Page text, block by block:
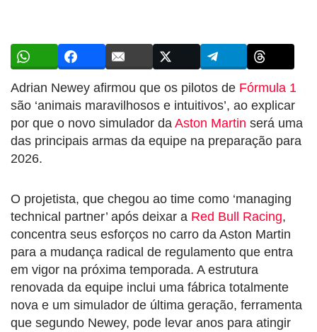
Adrian Newey afirmou que os pilotos de Fórmula 1
são ‘animais maravilhosos e intuitivos’, ao explicar
por que o novo simulador da Aston Martin será uma
das principais armas da equipe na preparação para
2026.
O projetista, que chegou ao time como ‘managing
technical partner’ após deixar a Red Bull Racing,
concentra seus esforços no carro da Aston Martin
para a mudança radical de regulamento que entra
em vigor na próxima temporada. A estrutura
renovada da equipe inclui uma fábrica totalmente
nova e um simulador de última geração, ferramenta
que segundo Newey, pode levar anos para atingir